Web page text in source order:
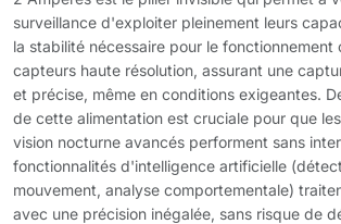
surveillance d'exploiter pleinement leurs
la stabilité nécessaire pour le fonctionnement
capteurs haute résolution, assurant une
et précise, même en conditions exigeantes.
de cette alimentation est cruciale pour que
vision nocturne avancés performent sans
fonctionnalités d'intelligence artificielle
mouvement, analyse comportementale)
avec une précision inégalée, sans risque de